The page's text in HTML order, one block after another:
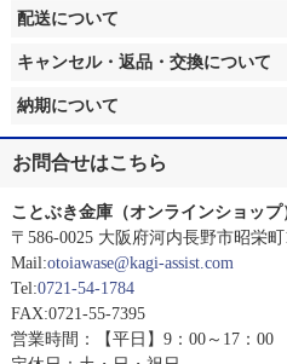
配送について
キャンセル・返品・交換について
納期について
お問合せはこちら
ことぶき金庫（オンラインショップ
〒586-0025 大阪府河内長野市昭栄
Mail:otoiawase@kagi-assist.com
Tel:0721-54-1784
FAX:0721-55-7395
営業時間：【平日】9：00～17：00